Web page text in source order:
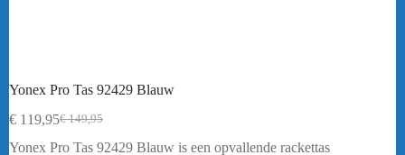
Yonex Pro Tas 92429 Blauw
€149,95
Oorspronkelijke
prijs
€ 119,95Huidige
prijs
Yonex Pro Tas 92429 Blauw is een opvallende rackettas